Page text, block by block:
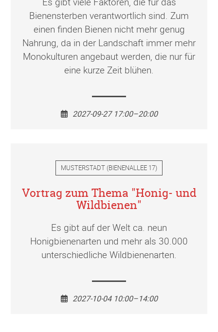
Bienensterben verantwortlich sind. Zum
einen finden Bienen nicht mehr genug
Nahrung, da in der Landschaft immer mehr
Monokulturen angebaut werden, die nur für
eine kurze Zeit blühen.
2027-09-27 17:00–20:00
MUSTERSTADT (BIENENALLEE 17)
Vortrag zum Thema "Honig- und
Wildbienen"
Es gibt auf der Welt ca. neun
Honigbienenarten und mehr als 30.000
unterschiedliche Wildbienenarten.
2027-10-04 10:00–14:00